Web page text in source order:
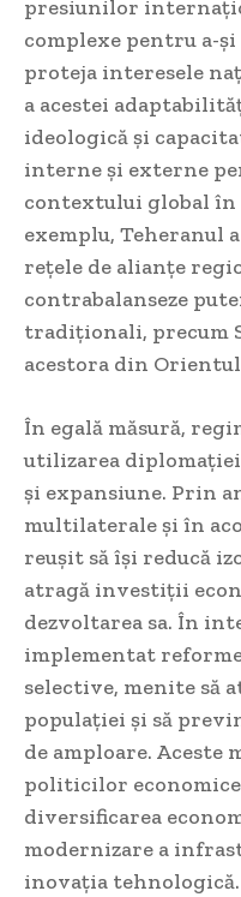
presiunilor
complexe pentru a-
proteja interesele
a acestei
ideologică și
interne și externe
contextului global în
exemplu, Teheranul
rețele de alianțe
contrabalanseze
tradiționali, precum
acestora din
În egală măsură,
utilizarea
și expansiune. Prin
multilaterale și în
reușit să își reducă
atragă investiții
dezvoltarea sa. În
implementat
selective, menite să
populației și să
de amploare. Aceste
politicilor
diversificarea
modernizare a
inovația tehnologică.